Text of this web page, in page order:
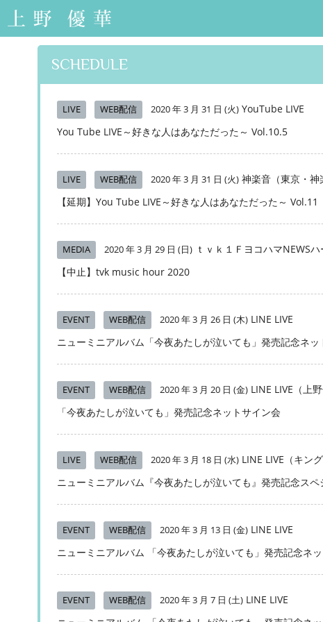
上野優華 オフィシ
ャルサイト-Yuuka
Ueno Official Web
SCHEDULE
LIVE WEB配信 2020 年 3 月 31 日 (火) YouTube LIVE
You Tube LIVE～好きな人はあなただった～ Vol.10.5
LIVE WEB配信 2020 年 3 月 31 日 (火) 神楽音（東京・神
【延期】You Tube LIVE～好きな人はあなただった～ Vol.11
MEDIA 2020 年 3 月 29 日 (日) ｔｖｋ１ＦヨコハマNEWS
【中止】tvk music hour 2020
EVENT WEB配信 2020 年 3 月 26 日 (木) LINE LIVE
ニューミニアルバム「今夜あたしが泣いても」発売記念ネッ
EVENT WEB配信 2020 年 3 月 20 日 (金) LINE LIVE（上
「今夜あたしが泣いても」発売記念ネットサイン会
LIVE WEB配信 2020 年 3 月 18 日 (水) LINE LIVE（キン
ニューミニアルバム『今夜あたしが泣いても』発売記念スペ
EVENT WEB配信 2020 年 3 月 13 日 (金) LINE LIVE
ニューミニアルバム 「今夜あたしが泣いても」発売記念ネ
EVENT WEB配信 2020 年 3 月 7 日 (土) LINE LIVE